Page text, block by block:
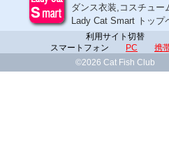
ダンス衣装,コスチュー
Lady Cat Smart トップ
利用サイト切替
スマートフォン
PC
携
©2026 Cat Fish Club